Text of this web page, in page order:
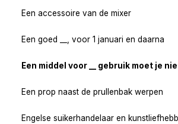
Een accessoire van de mixer
Een goed __, voor 1 januari en daarna
Een middel voor __ gebruik moet je
Een prop naast de prullenbak werpen
Engelse suikerhandelaar en